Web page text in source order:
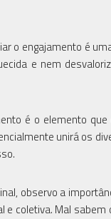
o engajamento é
e nem
é o elemento
unirá os
observo a
e coletiva. Mal